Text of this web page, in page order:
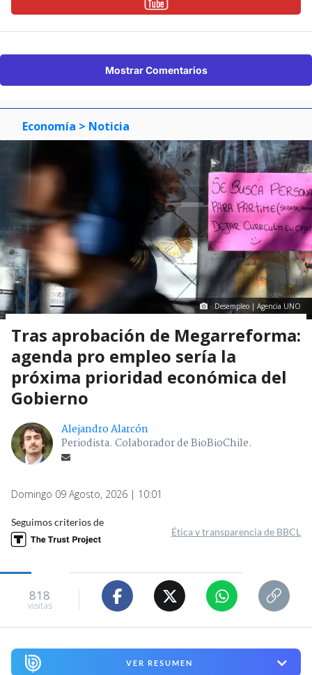
Mostrar Comentarios
Economía > Noticia
Desempleo | Agencia UNO
Tras aprobación de Megarreforma:
agenda pro empleo sería la
próxima prioridad económica del
Gobierno
Alejandro Alarcón
Periodista. Colaborador de BioBioChile.
Domingo 09 Agosto, 2026 | 10:01
Seguimos criterios de
Ética y transparencia de BBCL
818
visitas
VER RESUMEN